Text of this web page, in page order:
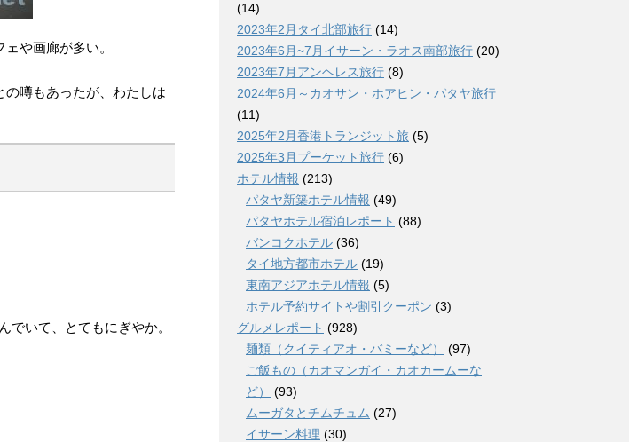
や画廊が多い。
噂もあったが、わたしは
でいて、とてもにぎやか。
(14)
2023年2月タイ北部旅行 (14)
2023年6月~7月イサーン・ラオス南部旅行 (20)
2023年7月アンヘレス旅行 (8)
2024年6月～カオサン・ホアヒン・パタヤ旅行
(11)
2025年2月香港トランジット旅 (5)
2025年3月プーケット旅行 (6)
ホテル情報 (213)
パタヤ新築ホテル情報 (49)
パタヤホテル宿泊レポート (88)
バンコクホテル (36)
タイ地方都市ホテル (19)
東南アジアホテル情報 (5)
ホテル予約サイトや割引クーポン (3)
グルメレポート (928)
麺類（クイティアオ・バミーなど）
(97)
ご飯もの（カオマンガイ・カオカームーな
ど）
(93)
ムーガタとチムチュム (27)
イサーン料理 (30)